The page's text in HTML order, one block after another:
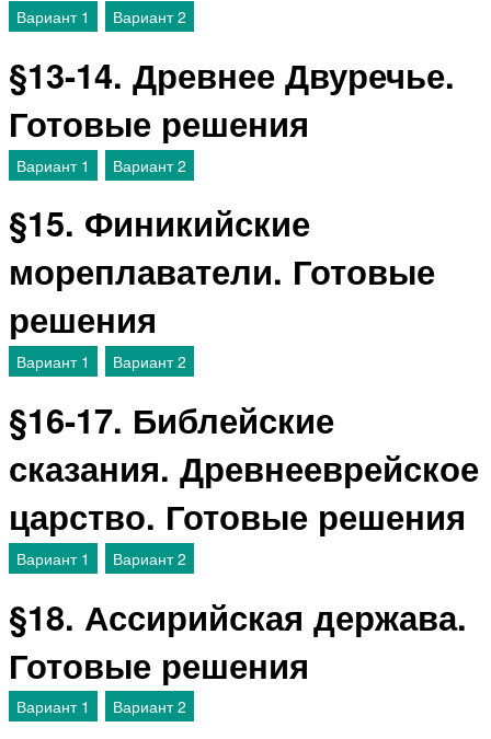
Вариант 1 Вариант 2
§13-14. Древнее Двуречье.
Готовые решения
Вариант 1 Вариант 2
§15. Финикийские
мореплаватели. Готовые
решения
Вариант 1 Вариант 2
§16-17. Библейские
сказания. Древнееврейское
царство. Готовые решения
Вариант 1 Вариант 2
§18. Ассирийская держава.
Готовые решения
Вариант 1 Вариант 2